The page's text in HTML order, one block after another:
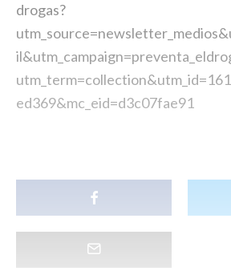
drogas?
ed369&mc_eid=d3c07fae91